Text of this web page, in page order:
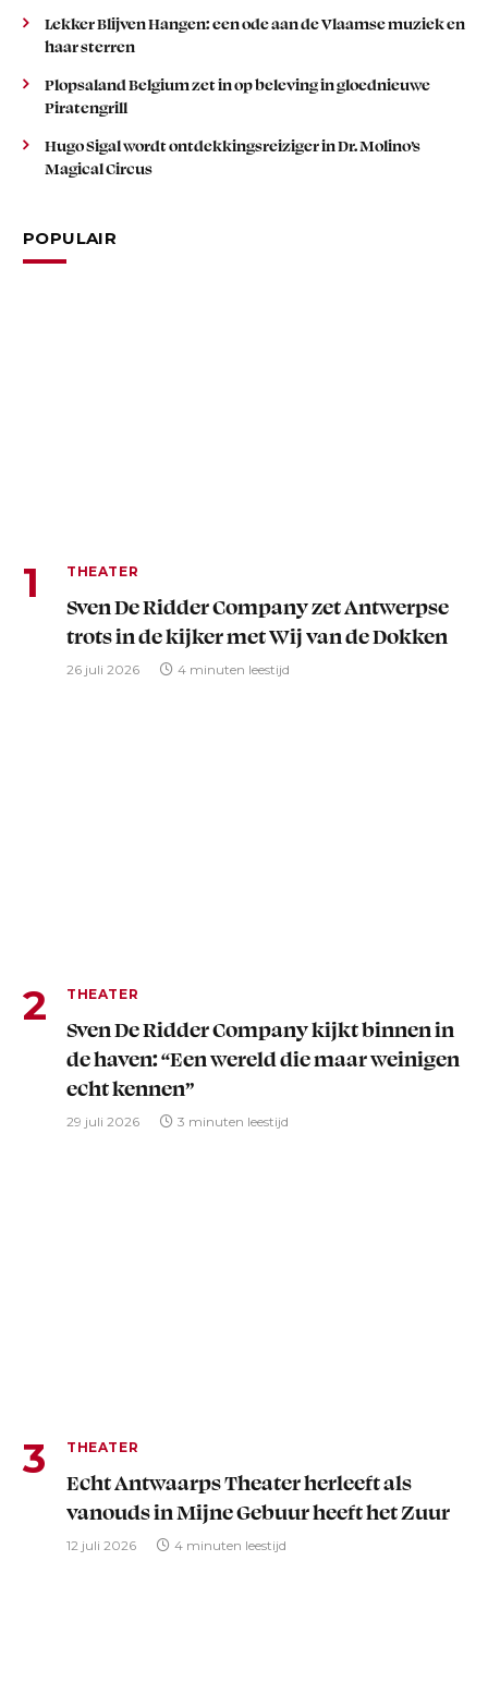
Lekker Blijven Hangen: een ode aan de Vlaamse muziek en
haar sterren
Plopsaland Belgium zet in op beleving in gloednieuwe
Piratengrill
Hugo Sigal wordt ontdekkingsreiziger in Dr. Molino’s
Magical Circus
POPULAIR
THEATER
Sven De Ridder Company zet Antwerpse
trots in de kijker met Wij van de Dokken
26 juli 2026 4 minuten leestijd
THEATER
Sven De Ridder Company kijkt binnen in
de haven: “Een wereld die maar weinigen
echt kennen”
29 juli 2026 3 minuten leestijd
THEATER
Echt Antwaarps Theater herleeft als
vanouds in Mijne Gebuur heeft het Zuur
12 juli 2026 4 minuten leestijd